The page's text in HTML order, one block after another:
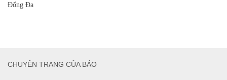
Đống Đa
CHUYÊN TRANG CỦA BÁO